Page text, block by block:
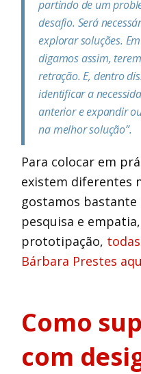
partindo de um
desafio. Será
explorar soluções.
digamos assim,
retração. E, dentro
identificar a
anterior e expandir
na melhor solução”.
Para colocar em
existem diferentes
gostamos bastante
pesquisa e
prototipação,
Bárbara Prestes
Como
com